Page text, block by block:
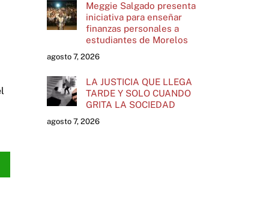
Meggie Salgado presenta
iniciativa para enseñar
finanzas personales a
estudiantes de Morelos
agosto 7, 2026
LA JUSTICIA QUE LLEGA
TARDE Y SOLO CUANDO
GRITA LA SOCIEDAD
agosto 7, 2026